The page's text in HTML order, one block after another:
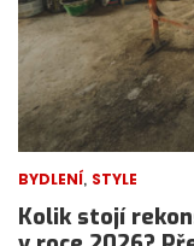
BYDLENÍ, STYLE
Kolik stojí